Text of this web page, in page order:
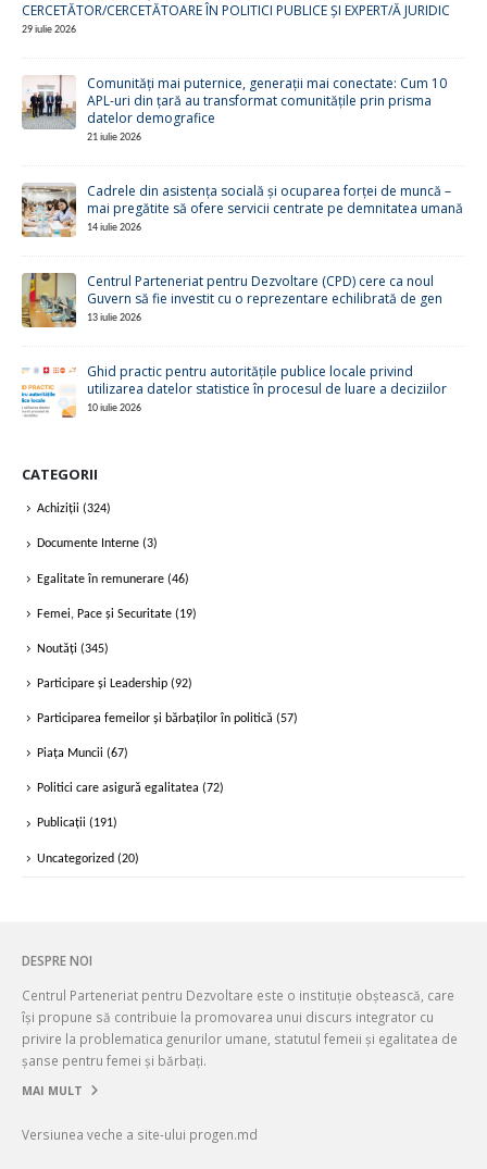
CERCETĂTOR/CERCETĂTOARE ÎN POLITICI PUBLICE ȘI EXPERT/Ă JURIDIC
29 iulie 2026
Comunități mai puternice, generații mai conectate: Cum 10
APL-uri din țară au transformat comunitățile prin prisma
datelor demografice
21 iulie 2026
Cadrele din asistența socială și ocuparea forței de muncă –
mai pregătite să ofere servicii centrate pe demnitatea umană
14 iulie 2026
Centrul Parteneriat pentru Dezvoltare (CPD) cere ca noul
Guvern să fie investit cu o reprezentare echilibrată de gen
13 iulie 2026
Ghid practic pentru autoritățile publice locale privind
utilizarea datelor statistice în procesul de luare a deciziilor
10 iulie 2026
CATEGORII
Achiziții (324)
Documente Interne (3)
Egalitate în remunerare (46)
Femei, Pace și Securitate (19)
Noutăți (345)
Participare și Leadership (92)
Participarea femeilor și bărbaților în politică (57)
Piața Muncii (67)
Politici care asigură egalitatea (72)
Publicații (191)
Uncategorized (20)
DESPRE NOI
Centrul Parteneriat pentru Dezvoltare este o instituție obștească, care
își propune să contribuie la promovarea unui discurs integrator cu
privire la problematica genurilor umane, statutul femeii și egalitatea de
șanse pentru femei și bărbați.
MAI MULT
Versiunea veche a site-ului progen.md